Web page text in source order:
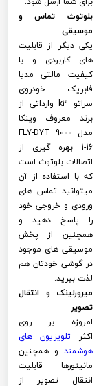
بلوتوث تماس و
موسیقی
یکی دیگر از قابلیت
های کاربردی و با
کیفیت مالتی مدیا
فابریک خودروی
سراتو k3 وارداتی از
برند معروف وینکا
مدل FLY-DYT 9000
1-16 بهره گیری از
اتصالات بلوتوث است
که با استفاده از آن
میتوانید تماس های
ورودی و خروجی خود
را پاسخ دهید و
همچنین از پخش
موسیقی های موجود
در گوشی خودتان هم
لذت ببرید.
میرورلینک و انتقال
تصویر
امروزه بر روی
اکثر تلویزیون های
هوشمند و همچنین
مانیتورها قابلیت
انتقال تصویر از